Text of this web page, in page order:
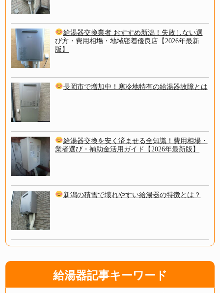
給湯器交換業者 おすすめ新潟！失敗しない選
び方・費用相場・地域密着優良店【2026年最新
版】
長岡市で増加中！寒冷地特有の給湯器故障とは
給湯器交換を安く済ませる全知識！費用相場・
業者選び・補助金活用ガイド【2026年最新版】
新潟の積雪で壊れやすい給湯器の特徴とは？
給湯器記事キーワード